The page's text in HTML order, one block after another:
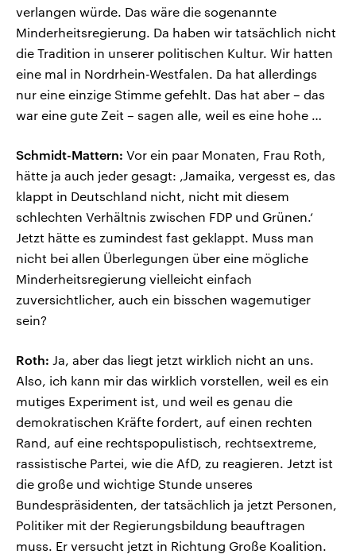
verlangen würde. Das wäre die sogenannte
Minderheitsregierung. Da haben wir tatsächlich nicht
die Tradition in unserer politischen Kultur. Wir hatten
eine mal in Nordrhein-Westfalen. Da hat allerdings
nur eine einzige Stimme gefehlt. Das hat aber – das
war eine gute Zeit – sagen alle, weil es eine hohe …
Schmidt-Mattern: Vor ein paar Monaten, Frau Roth,
hätte ja auch jeder gesagt: ‚Jamaika, vergesst es, das
klappt in Deutschland nicht, nicht mit diesem
schlechten Verhältnis zwischen FDP und Grünen.‘
Jetzt hätte es zumindest fast geklappt. Muss man
nicht bei allen Überlegungen über eine mögliche
Minderheitsregierung vielleicht einfach
zuversichtlicher, auch ein bisschen wagemutiger
sein?
Roth: Ja, aber das liegt jetzt wirklich nicht an uns.
Also, ich kann mir das wirklich vorstellen, weil es ein
mutiges Experiment ist, und weil es genau die
demokratischen Kräfte fordert, auf einen rechten
Rand, auf eine rechtspopulistisch, rechtsextreme,
rassistische Partei, wie die AfD, zu reagieren. Jetzt ist
die große und wichtige Stunde unseres
Bundespräsidenten, der tatsächlich ja jetzt Personen,
Politiker mit der Regierungsbildung beauftragen
muss. Er versucht jetzt in Richtung Große Koalition.